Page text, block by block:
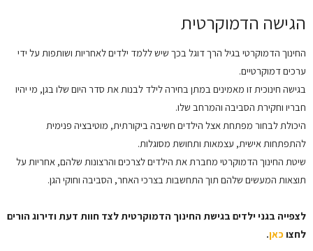
הגישה הדמוקרטית
החינוך הדמוקרטי בגיל הרך דוגל בכך שיש ללמד ילדים לאחריות ושותפות על ידי
ערכים דמוקרטיים.
בגישה חינוכית זו מאמינים במתן בחירה לילד לבנות את סדר היום שלו בגן, מי יהיו
חבריו וחקירת הסביבה והמרחב שלו.
היכולת לבחור מפתחת אצל הילדים חשיבה ביקורתית, מוטיבציה פנימית
להתפתחות אישית, עצמאות ותחושת מסוגלות.
שיטת החינוך הדמוקרטי מחברת את הילדים לצרכים והרצונות שלהם, אחריות על
תוצאות המעשים שלהם תוך התחשבות בצרכי האחר, הסביבה וחוקי הגן.
לצפייה בגני ילדים בגישת החינוך הדמוקרטית לצד חוות דעת ודירוג הורים
לחצו כאן.